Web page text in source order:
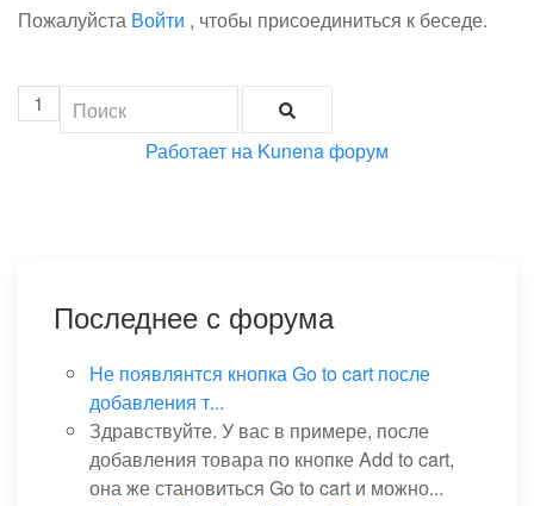
Пожалуйста Войти , чтобы присоединиться к беседе.
1
Работает на Kunena форум
Последнее с форума
Не появлянтся кнопка Go to cart после
добавления т...
Здравствуйте. У вас в примере, после
добавления товара по кнопке Add to cart,
она же становиться Go to cart и можно...